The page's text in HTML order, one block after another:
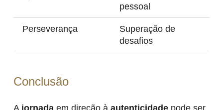
pessoal
Perseverança
Superação de
desafios
Conclusão
A jornada em direção à autenticidade pode ser